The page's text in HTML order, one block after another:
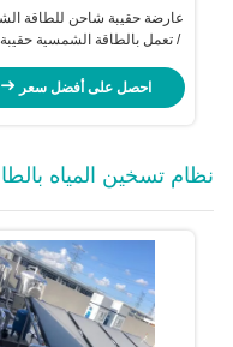
عارضة حقيبة شاحن للطاقة
/ تعمل بالطاقة الشمسية حقيبة
احصل على أفضل سعر
نظام تسخين المياه